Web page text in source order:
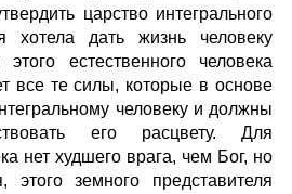
царство интегрального
хотела дать жизнь человеку
естественного человека
все те силы, которые в основе
человеку и должны
его расцвету. Для
нет худшего врага, чем Бог, но
этого земного представителя